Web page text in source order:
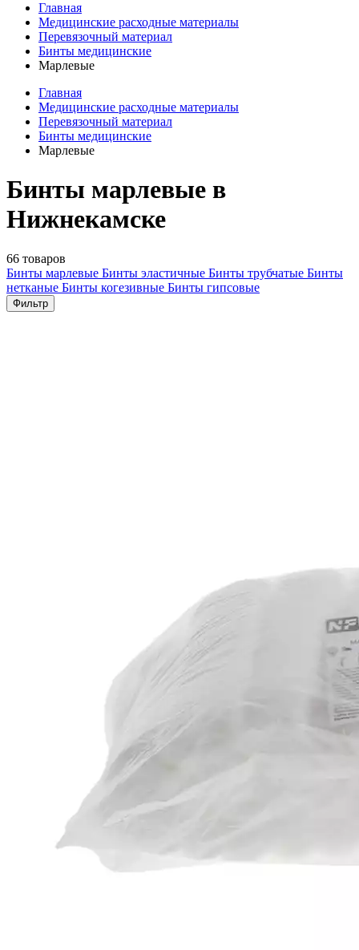
Главная
Медицинские расходные материалы
Перевязочный материал
Бинты медицинские
Марлевые
Главная
Медицинские расходные материалы
Перевязочный материал
Бинты медицинские
Марлевые
Бинты марлевые в
Нижнекамске
66 товаров
Бинты марлевые Бинты эластичные Бинты трубчатые Бинты
нетканые Бинты когезивные Бинты гипсовые
Фильтр